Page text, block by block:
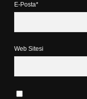
E-Posta*
Web Sitesi